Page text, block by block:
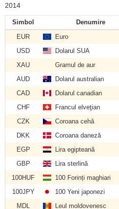
2014
Simbol Denumire
EUR
Euro
USD
Dolarul SUA
XAU
Gramul de aur
AUD
Dolarul australian
CAD
Dolarul canadian
CHF
Francul elveţian
CZK
Coroana cehă
DKK
Coroana daneză
EGP
Lira egipteană
GBP
Lira sterlină
100HUF
100 Forinți maghiari
100JPY
100 Yeni japonezi
MDL
Leul moldovenesc